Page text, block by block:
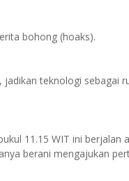
bohong (hoaks).
teknologi sebagai
11.15 WIT ini
berani mengajukan